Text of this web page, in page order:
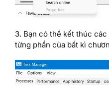
3. Bạn có thể kết thúc
từng phần của bất kì